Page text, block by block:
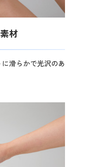
材
滑らかで光沢のあ